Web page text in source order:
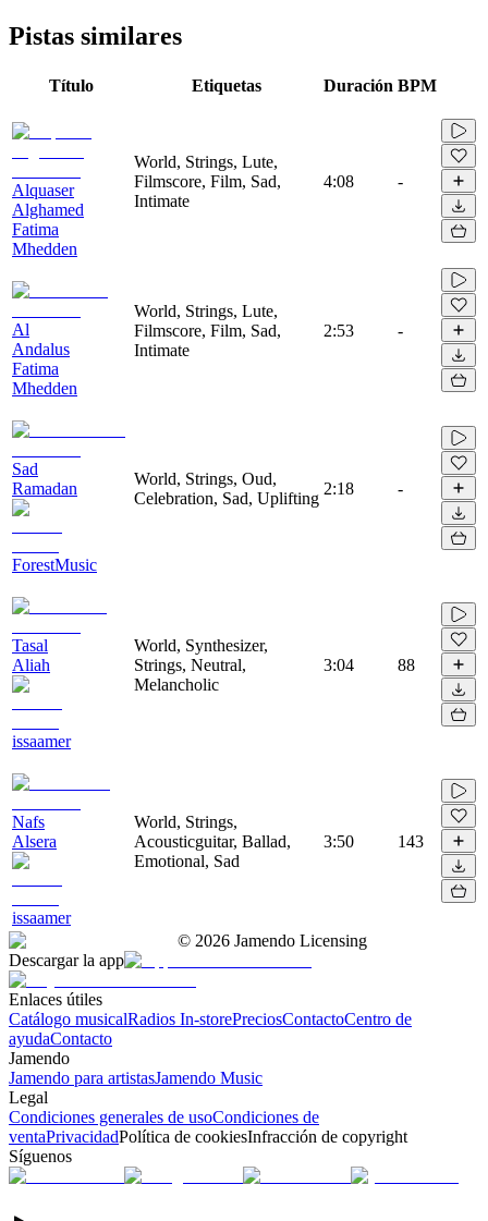
Pistas similares
Título Etiquetas Duración BPM
Alquaser
Alghamed
Fatima
Mhedden
World, Strings, Lute,
Filmscore, Film, Sad,
Intimate
4:08 -
Al
Andalus
Fatima
Mhedden
World, Strings, Lute,
Filmscore, Film, Sad,
Intimate
2:53 -
Sad
Ramadan
ForestMusic
World, Strings, Oud,
Celebration, Sad, Uplifting
2:18 -
Tasal
Aliah
issaamer
World, Synthesizer,
Strings, Neutral,
Melancholic
3:04 88
Nafs
Alsera
issaamer
World, Strings,
Acousticguitar, Ballad,
Emotional, Sad
3:50 143
© 2026 Jamendo Licensing
Descargar la app
Enlaces útiles
Catálogo musicalRadios In-storePreciosContactoCentro de
ayudaContacto
Jamendo
Jamendo para artistasJamendo Music
Legal
Condiciones generales de usoCondiciones de
ventaPrivacidadPolítica de cookiesInfracción de copyright
Síguenos